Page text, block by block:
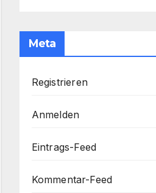
Meta
Registrieren
Anmelden
Eintrags-Feed
Kommentar-Feed